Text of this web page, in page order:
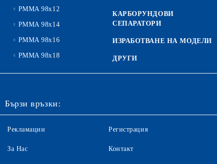
PMMA 98x12
PMMA 98x14
PMMA 98x16
PMMA 98x18
КАРБОРУНДОВИ
СЕПАРАТОРИ
ИЗРАБОТВАНЕ НА МОДЕЛИ
ДРУГИ
Бързи връзки:
Рекламации
За Нас
Регистрация
Контакт